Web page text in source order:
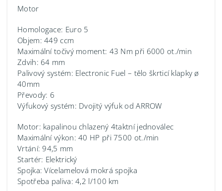
Motor
Homologace: Euro 5
Objem: 449 ccm
Maximální točivý moment: 43 Nm při 6000 ot./min
Zdvih: 64 mm
Palivový systém: Electronic Fuel – tělo škrticí klapky ø
40mm
Převody: 6
Výfukový systém: Dvojitý výfuk od ARROW
Motor: kapalinou chlazený 4taktní jednoválec
Maximální výkon: 40 HP při 7500 ot./min
Vrtání: 94,5 mm
Startér: Elektrický
Spojka: Vícelamelová mokrá spojka
Spotřeba paliva: 4,2 l/100 km